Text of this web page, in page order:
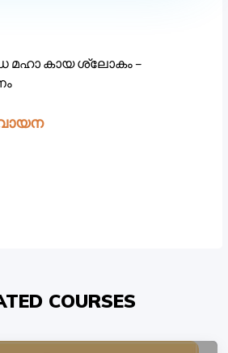
കായ ശ്ലോകം –
COURSES